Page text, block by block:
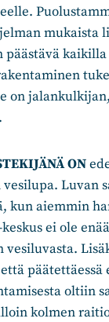
mukaista
päästävä
on
ON
Luvan
kun aiemmin
ei ole
vesiluvasta.
päätettäessä
oltiin
kolmen